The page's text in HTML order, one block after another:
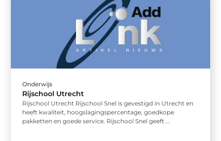
Onderwijs
Rijschool Utrecht
Rijschool Utrecht Rijschool Snel is gevestigd in Utrecht en
heeft kwaliteit, hoogslagingspercentage, goedkope
pakketten en goede service. Rijschool Snel geeft ...